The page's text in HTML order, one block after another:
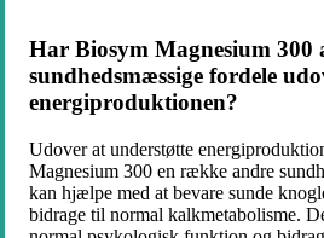
Har Biosym Magnesium 300
sundhedsmæssige fordele
energiproduktionen?
Udover at understøtte
Magnesium 300 en række andre
kan hjælpe med at bevare sunde
bidrage til normal kalkmetabolisme.